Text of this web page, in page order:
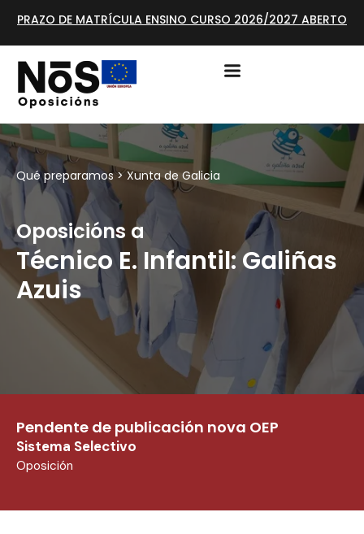
PRAZO DE MATRÍCULA ENSINO CURSO 2026/2027 ABERTO
Qué preparamos >Xunta de Galicia
Oposicións a
Técnico E. Infantil: Galiñas
Azuis
Pendente de publicación nova OEP
Sistema Selectivo
Oposición